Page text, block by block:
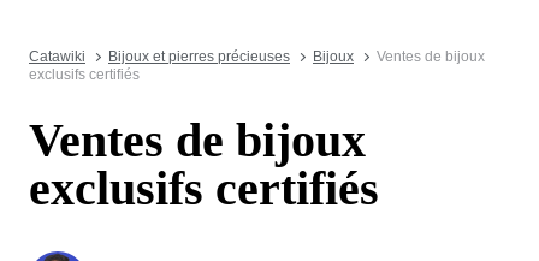
Catawiki Bijoux et pierres précieuses Bijoux
Ventes de bijoux
exclusifs certifiés
Ventes de bijoux
exclusifs certifiés